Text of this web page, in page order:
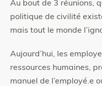
Au bout de 3 réunions,
politique de civilité
mais tout le monde
Aujourd’hui, les
ressources humaines,
manuel de l’employé.e